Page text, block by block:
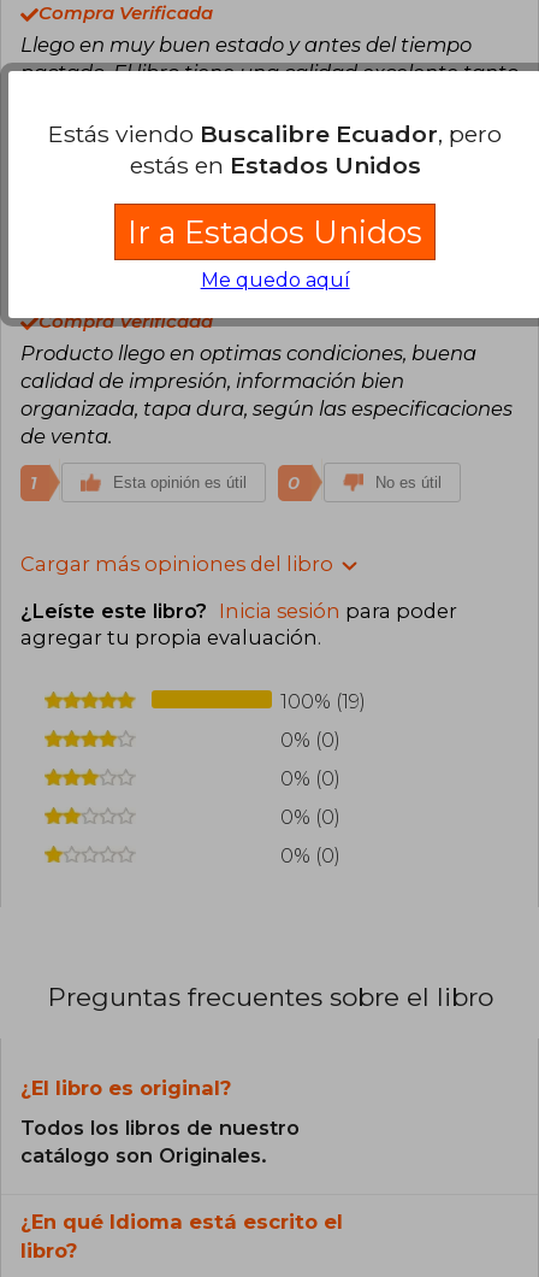
Compra Verificada
Llego en muy buen estado y antes del tiempo
pactado. El libro tiene una calidad excelente tanto
dura, gran calidad de papel, imágenes a todo
Esta opinión es útil 0 No es útil
Daniela Cárdenas Zevallos
Compra Verificada
Producto llego en optimas condiciones, buena
calidad de impresión, información bien
organizada, tapa dura, según las especificaciones
de venta.
1 Esta opinión es útil 0 No es útil
Cargar más opiniones del libro
¿Leíste este libro? Inicia sesión para poder
agregar tu propia evaluación.
100% (19)
0% (0)
0% (0)
0% (0)
0% (0)
Preguntas frecuentes sobre el libro
¿El libro es original?
Todos los libros de nuestro
catálogo son Originales.
¿En qué Idioma está escrito el
libro?
Estás viendo Buscalibre Ecuador, pero
estás en Estados Unidos
Ir a Estados Unidos
Me quedo aquí